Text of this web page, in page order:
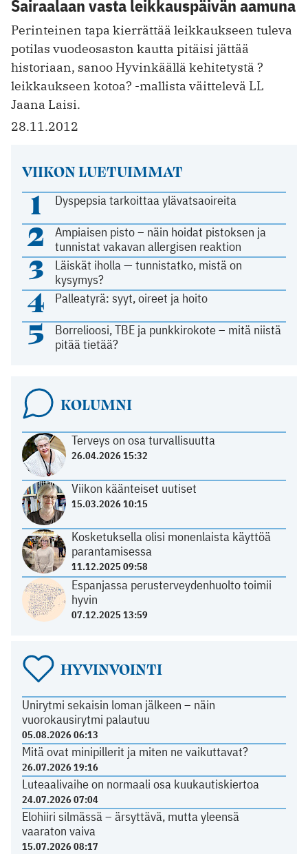
Sairaalaan vasta leikkauspäivän aamuna
Perinteinen tapa kierrättää leikkaukseen tuleva
potilas vuodeosaston kautta pitäisi jättää
historiaan, sanoo Hyvinkäällä kehitetystä ?
leikkaukseen kotoa? -mallista väittelevä LL
Jaana Laisi.
28.11.2012
VIIKON LUETUIMMAT
1 Dyspepsia tarkoittaa ylävatsaoireita
2
Ampiaisen pisto – näin hoidat pistoksen ja
tunnistat vakavan allergisen reaktion
3
Läiskät iholla — tunnistatko, mistä on
kysymys?
4 Palleatyrä: syyt, oireet ja hoito
5
Borrelioosi, TBE ja punkkirokote – mitä niistä
pitää tietää?
KOLUMNI
Terveys on osa turvallisuutta
26.04.2026 15:32
Viikon käänteiset uutiset
15.03.2026 10:15
Kosketuksella olisi monenlaista käyttöä
parantamisessa
11.12.2025 09:58
Espanjassa perusterveydenhuolto toimii
hyvin
07.12.2025 13:59
HYVINVOINTI
Unirytmi sekaisin loman jälkeen – näin
vuorokausirytmi palautuu
05.08.2026 06:13
Mitä ovat minipillerit ja miten ne vaikuttavat?
26.07.2026 19:16
Luteaalivaihe on normaali osa kuukautiskiertoa
24.07.2026 07:04
Elohiiri silmässä – ärsyttävä, mutta yleensä
vaaraton vaiva
15.07.2026 08:17